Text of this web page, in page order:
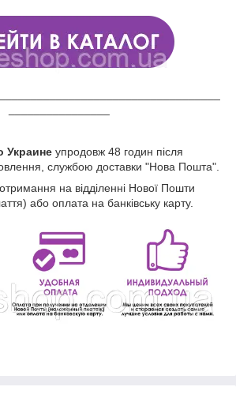
Украине упродовж 48 годин після
службою доставки "Нова Пошта".
на відділенні Нової Пошти
або оплата на банківську карту.